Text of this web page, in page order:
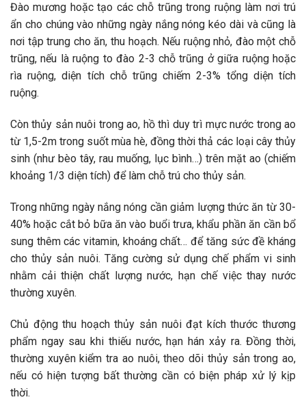
Đào mương hoặc tạo các chỗ trũng trong ruộng làm nơi trú
ẩn cho chúng vào những ngày nắng nóng kéo dài và cũng là
nơi tập trung cho ăn, thu hoạch. Nếu ruộng nhỏ, đào một chỗ
trũng, nếu là ruộng to đào 2-3 chỗ trũng ở giữa ruộng hoặc
rìa ruộng, diện tích chỗ trũng chiếm 2-3% tổng diện tích
ruộng.
Còn thủy sản nuôi trong ao, hồ thì duy trì mực nước trong ao
từ 1,5-2m trong suốt mùa hè, đồng thời thả các loại cây thủy
sinh (như bèo tây, rau muống, lục bình…) trên mặt ao (chiếm
khoảng 1/3 diện tích) để làm chỗ trú cho thủy sản.
Trong những ngày nắng nóng cần giảm lượng thức ăn từ 30-
40% hoặc cắt bỏ bữa ăn vào buổi trưa, khẩu phần ăn cần bổ
sung thêm các vitamin, khoáng chất… để tăng sức đề kháng
cho thủy sản nuôi. Tăng cường sử dụng chế phẩm vi sinh
nhằm cải thiện chất lượng nước, hạn chế việc thay nước
thường xuyên.
Chủ động thu hoạch thủy sản nuôi đạt kích thước thương
phẩm ngay sau khi thiếu nước, hạn hán xảy ra. Đồng thời,
thường xuyên kiểm tra ao nuôi, theo dõi thủy sản trong ao,
nếu có hiện tượng bất thường cần có biện pháp xử lý kịp
thời.